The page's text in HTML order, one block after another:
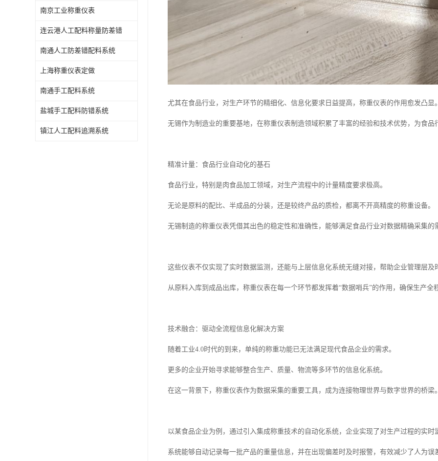
南京工业称重仪表
连云港人工配料称量防差错
南通人工防差错配料系统
上海称重仪表定做
南通手工配料系统
盐城手工配料防错系统
镇江人工配料追溯系统
尤其在食品行业，对生产环节的精细化、信息化要求日益提高，称重仪表的作用愈发凸显
无锡作为制造业的重要基地，在称重仪表制造领域积累了丰富的经验和技术优势，为食品
精准计量：食品行业自动化的基石
食品行业，特别是肉食品加工领域，对生产流程中的计量精度要求极高。
无论是原料的配比、半成品的分装，还是较终产品的质检，都离不开高精度的称重设备。
无锡制造的称重仪表凭借其出色的稳定性和准确性，能够满足食品行业对数据精确采集
这些仪表不仅实现了实时数据监测，还能与上层信息化系统无缝对接，帮助企业管理层
从原料入库到成品出库，称重仪表在每一个环节都发挥着“数据哨兵”的作用，确保生产全
技术融合：驱动全流程信息化解决方案
随着工业4.0时代的到来，单纯的称重功能已无法满足现代食品企业的需求。
更多的企业开始寻求能够整合生产、质量、物流等多环节的信息化系统。
在这一背景下，称重仪表作为数据采集的重要工具，成为连接物理世界与数字世界的桥梁
以某食品企业为例，通过引入集成称重技术的自动化系统，企业实现了对生产过程的实时
系统能够自动记录每一批产品的重量信息，并在出现偏差时及时报警，有效减少了人为误